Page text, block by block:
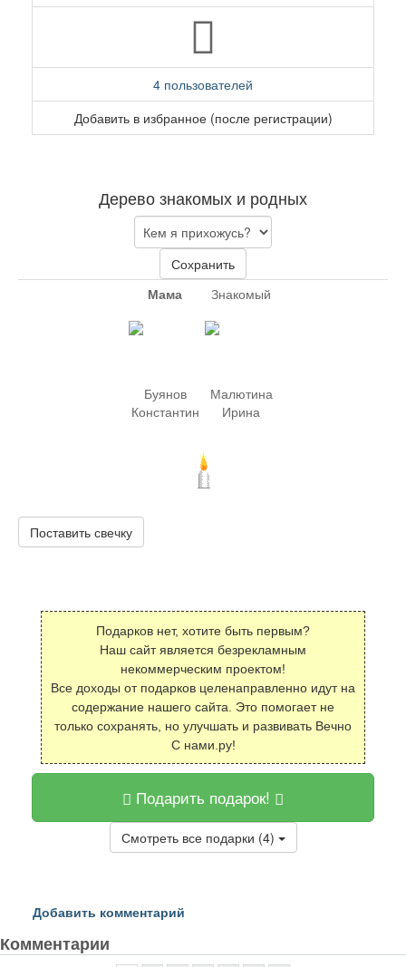
4 пользователей
Добавить в избранное (после регистрации)
Дерево знакомых и родных
Сохранить
Мама
Буянов
Константин
Знакомый
Малютина
Ирина
Поставить свечку
Подарков нет, хотите быть первым?
Наш сайт является безрекламным
некоммерческим проектом!
Все доходы от подарков целенаправленно идут на
содержание нашего сайта. Это помогает не
только сохранять, но улучшать и развивать Вечно
С нами.ру!
Подарить подарок!
Смотреть все подарки (4)
Добавить комментарий
Комментарии